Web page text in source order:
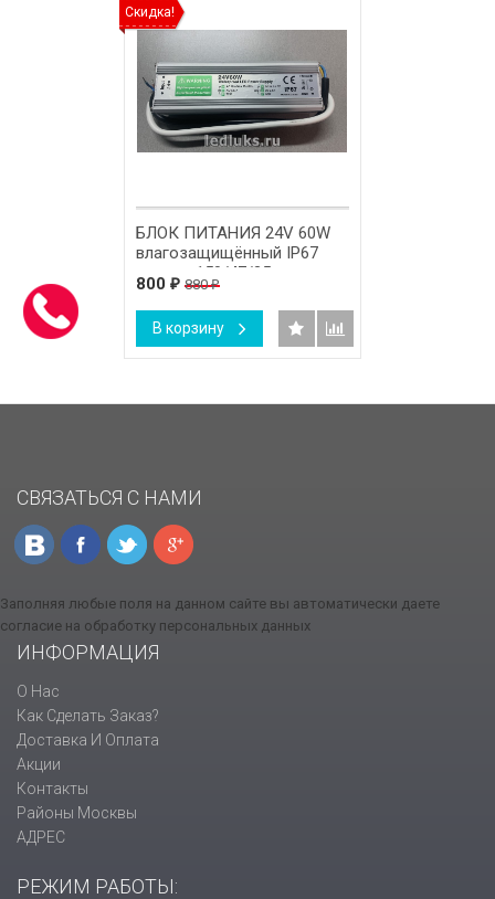
Скидка!
БЛОК ПИТАНИЯ 24V 60W
влагозащищённый IP67
размер 150/47/35 мм.
800 ₽ 880₽
В корзину
СВЯЗАТЬСЯ С НАМИ
Заполняя любые поля на данном сайте вы автоматически даете
согласие на обработку персональных данных
ИНФОРМАЦИЯ
О Нас
Как Сделать Заказ?
Доставка И Оплата
Акции
Контакты
Районы Москвы
АДРЕС
РЕЖИМ РАБОТЫ: